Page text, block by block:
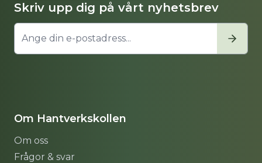
Skriv upp dig på vårt nyhetsbrev
Om Hantverkskollen
Om oss
Frågor & svar